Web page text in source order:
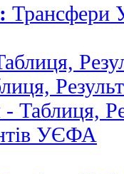
Трансфери
Таблиця,
УЄФА